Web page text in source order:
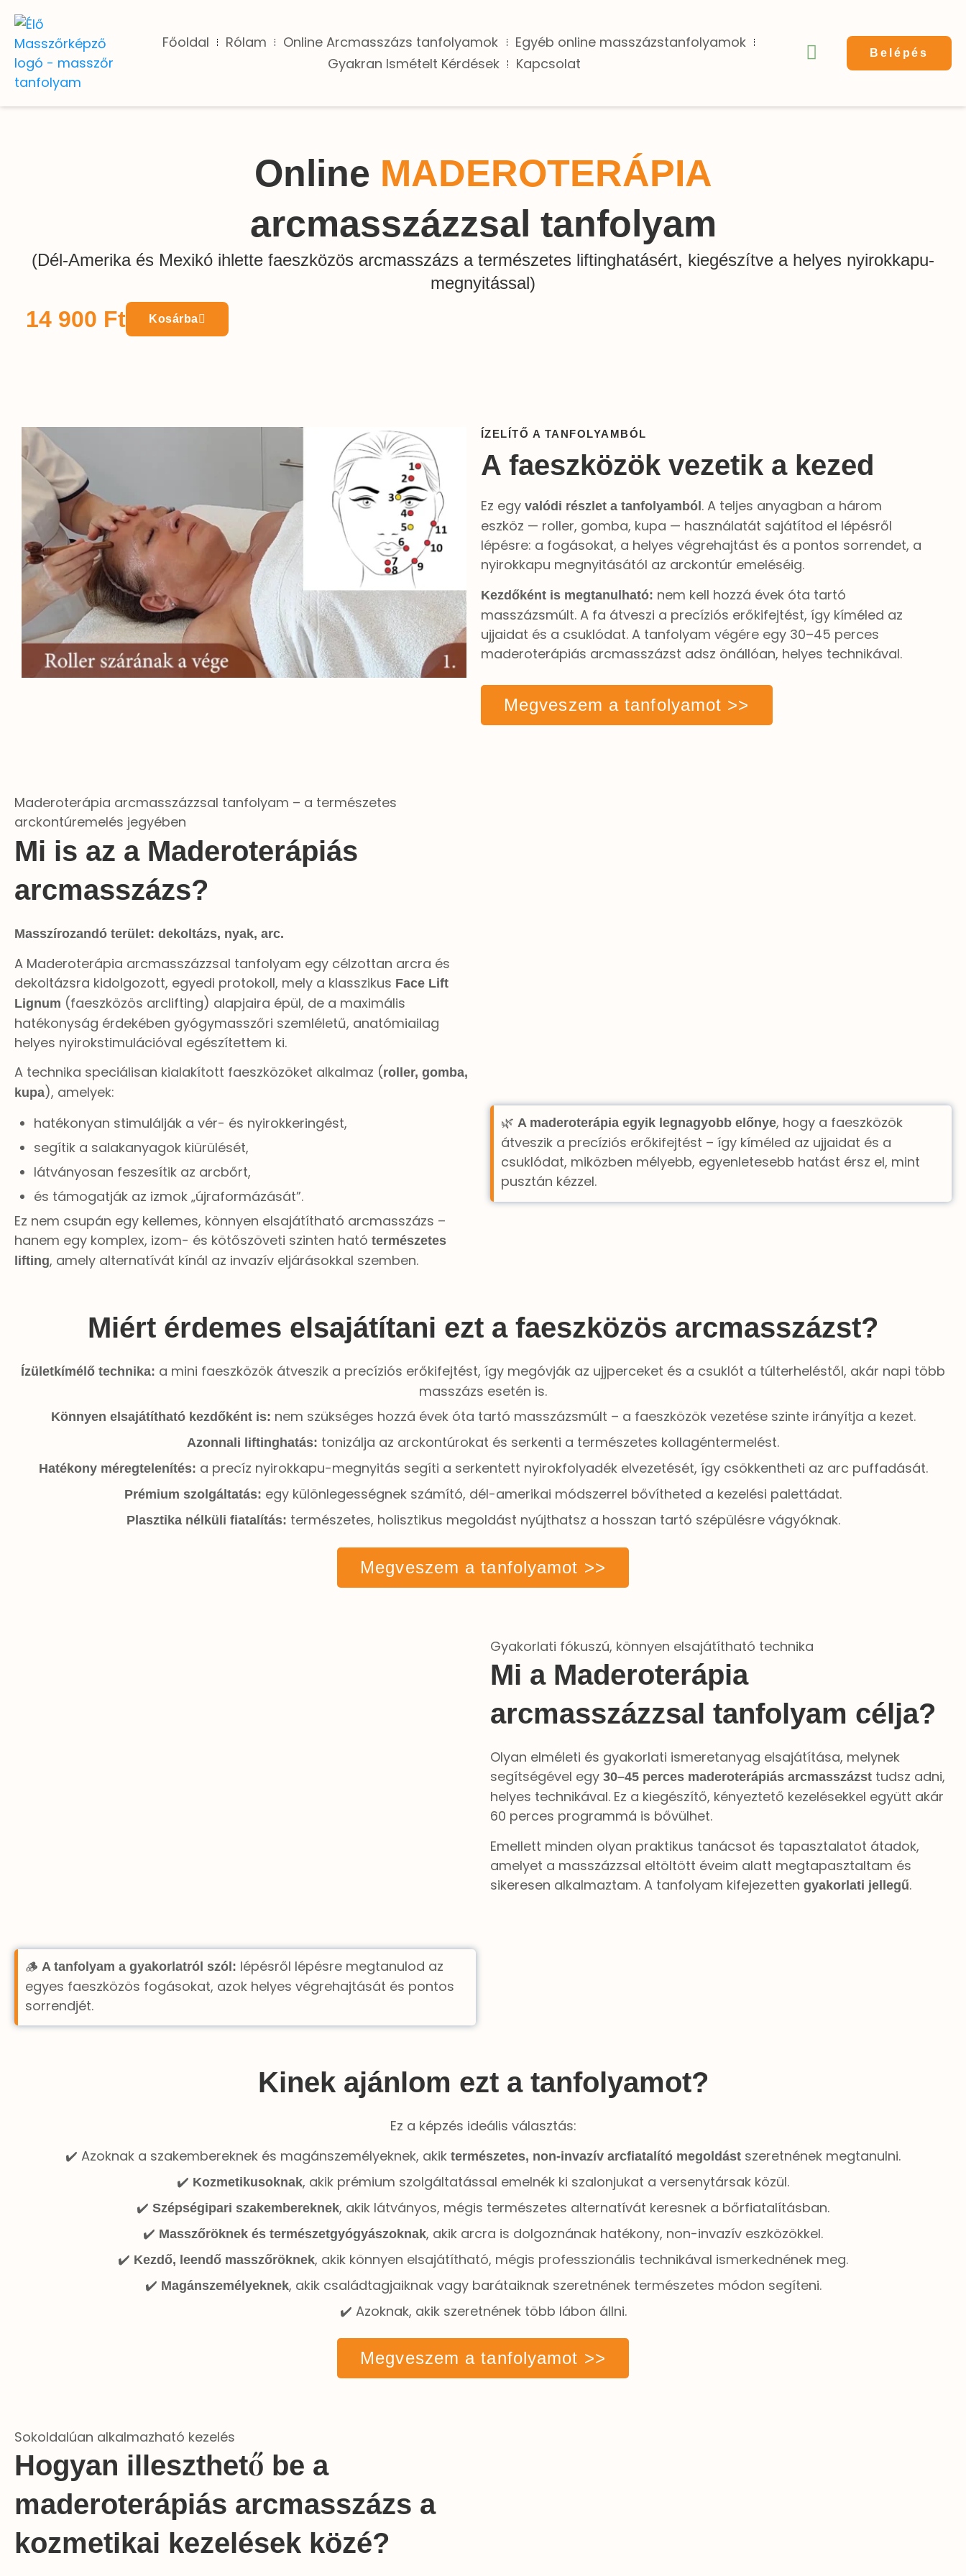
Főoldal Rólam Online Arcmasszázs tanfolyamok
Egyéb online masszázstanfolyamok
Gyakran Ismételt Kérdések
Kapcsolat
Belépés
Online MADEROTERÁPIA
arcmasszázzsal tanfolyam
(Dél-Amerika és Mexikó ihlette faeszközös arcmasszázs a természetes liftinghatásért, kiegészítve a helyes nyirokkapu-
megnyitással)
14 900 Ft Kosárba
ÍZELÍTŐ A TANFOLYAMBÓL
A faeszközök vezetik a kezed
Ez egy valódi részlet a tanfolyamból . A teljes anyagban a három
eszköz — roller, gomba, kupa — használatát sajátítod el lépésről
lépésre: a fogásokat, a helyes végrehajtást és a pontos sorrendet, a
nyirokkapu megnyitásától az arckontúr emeléséig.
Kezdőként is megtanulható: nem kell hozzá évek óta tartó
masszázsmúlt. A fa átveszi a precíziós erőkifejtést, így kíméled az
ujjaidat és a csuklódat. A tanfolyam végére egy 30–45 perces
maderoterápiás arcmasszázst adsz önállóan, helyes technikával.
Megveszem a tanfolyamot >>
Maderoterápia arcmasszázzsal tanfolyam – a természetes
arckontúremelés jegyében
Mi is az a Maderoterápiás
arcmasszázs?
Masszírozandó terület: dekoltázs, nyak, arc.
A Maderoterápia arcmasszázzsal tanfolyam egy célzottan arcra és
dekoltázsra kidolgozott, egyedi protokoll, mely a klasszikus Face Lift
Lignum (faeszközös arclifting) alapjaira épül, de a maximális
hatékonyság érdekében gyógymasszőri szemléletű, anatómiailag
helyes nyirokstimulációval egészítettem ki.
A technika speciálisan kialakított faeszközöket alkalmaz (roller, gomba,
kupa), amelyek:
hatékonyan stimulálják a vér- és nyirokkeringést,
segítik a salakanyagok kiürülését,
látványosan feszesítik az arcbőrt,
és támogatják az izmok „újraformázását”.
Ez nem csupán egy kellemes, könnyen elsajátítható arcmasszázs –
hanem egy komplex, izom- és kötőszöveti szinten ható természetes
lifting, amely alternatívát kínál az invazív eljárásokkal szemben.
🌿 A maderoterápia egyik legnagyobb előnye, hogy a faeszközök
átveszik a precíziós erőkifejtést – így kíméled az ujjaidat és a
csuklódat, miközben mélyebb, egyenletesebb hatást érsz el, mint
pusztán kézzel.
Miért érdemes elsajátítani ezt a faeszközös arcmasszázst?
Ízületkímélő technika: a mini faeszközök átveszik a precíziós erőkifejtést, így megóvják az ujjperceket és a csuklót a túlterheléstől, akár napi több
masszázs esetén is.
Könnyen elsajátítható kezdőként is: nem szükséges hozzá évek óta tartó masszázsmúlt – a faeszközök vezetése szinte irányítja a kezet.
Azonnali liftinghatás: tonizálja az arckontúrokat és serkenti a természetes kollagéntermelést.
Hatékony méregtelenítés: a precíz nyirokkapu-megnyitás segíti a serkentett nyirokfolyadék elvezetését, így csökkentheti az arc puffadását.
Prémium szolgáltatás: egy különlegességnek számító, dél-amerikai módszerrel bővítheted a kezelési palettádat.
Plasztika nélküli fiatalítás: természetes, holisztikus megoldást nyújthatsz a hosszan tartó szépülésre vágyóknak.
Megveszem a tanfolyamot >>
Gyakorlati fókuszú, könnyen elsajátítható technika
Mi a Maderoterápia
arcmasszázzsal tanfolyam célja?
Olyan elméleti és gyakorlati ismeretanyag elsajátítása, melynek
segítségével egy 30–45 perces maderoterápiás arcmasszázst tudsz adni,
helyes technikával. Ez a kiegészítő, kényeztető kezelésekkel együtt akár
60 perces programmá is bővülhet.
Emellett minden olyan praktikus tanácsot és tapasztalatot átadok,
amelyet a masszázzsal eltöltött éveim alatt megtapasztaltam és
sikeresen alkalmaztam. A tanfolyam kifejezetten gyakorlati jellegű.
🪵 A tanfolyam a gyakorlatról szól: lépésről lépésre megtanulod az
egyes faeszközös fogásokat, azok helyes végrehajtását és pontos
sorrendjét.
Kinek ajánlom ezt a tanfolyamot?
Ez a képzés ideális választás:
✔️ Azoknak a szakembereknek és magánszemélyeknek, akik természetes, non-invazív arcfiatalító megoldást szeretnének megtanulni.
✔️ Kozmetikusoknak, akik prémium szolgáltatással emelnék ki szalonjukat a versenytársak közül.
✔️ Szépségipari szakembereknek, akik látványos, mégis természetes alternatívát keresnek a bőrfiatalításban.
✔️ Masszőröknek és természetgyógyászoknak, akik arcra is dolgoznának hatékony, non-invazív eszközökkel.
✔️ Kezdő, leendő masszőröknek, akik könnyen elsajátítható, mégis professzionális technikával ismerkednének meg.
✔️ Magánszemélyeknek, akik családtagjaiknak vagy barátaiknak szeretnének természetes módon segíteni.
✔️ Azoknak, akik szeretnének több lábon állni.
Megveszem a tanfolyamot >>
Sokoldalúan alkalmazható kezelés
Hogyan illeszthető be a
maderoterápiás arcmasszázs a
kozmetikai kezelések közé?